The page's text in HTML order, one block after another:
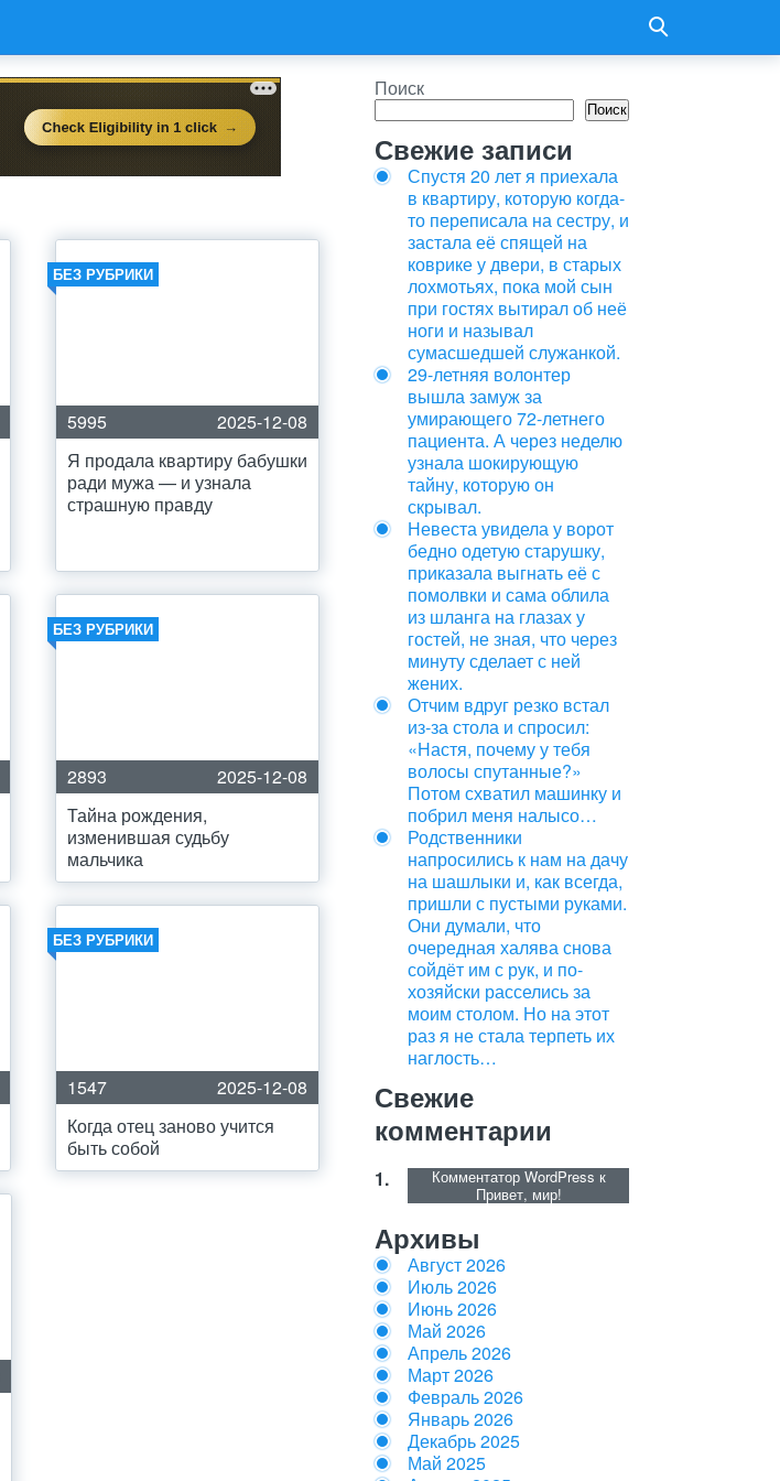
БЕЗ РУБРИКИ
5995
2025-12-08
Я продала квартиру бабушки
ради мужа — и узнала
страшную правду
БЕЗ РУБРИКИ
2893
2025-12-08
Тайна рождения,
изменившая судьбу
мальчика
БЕЗ РУБРИКИ
1547
2025-12-08
Когда отец заново учится
быть собой
Поиск
Поиск
Свежие записи
Спустя 20 лет я приехала
в квартиру, которую когда-
то переписала на сестру, и
застала её спящей на
коврике у двери, в старых
лохмотьях, пока мой сын
при гостях вытирал об неё
ноги и называл
сумасшедшей служанкой.
29-летняя волонтер
вышла замуж за
умирающего 72-летнего
пациента. А через неделю
узнала шокирующую
тайну, которую он
скрывал.
Невеста увидела у ворот
бедно одетую старушку,
приказала выгнать её с
помолвки и сама облила
из шланга на глазах у
гостей, не зная, что через
минуту сделает с ней
жених.
Отчим вдруг резко встал
из‑за стола и спросил:
«Настя, почему у тебя
волосы спутанные?»
Потом схватил машинку и
побрил меня налысо…
Родственники
напросились к нам на дачу
на шашлыки и, как всегда,
пришли с пустыми руками.
Они думали, что
очередная халява снова
сойдёт им с рук, и по-
хозяйски расселись за
моим столом. Но на этот
раз я не стала терпеть их
наглость…
Свежие
комментарии
Комментатор WordPress к
Привет, мир!
Архивы
Август 2026
Июль 2026
Июнь 2026
Май 2026
Апрель 2026
Март 2026
Февраль 2026
Январь 2026
Декабрь 2025
Май 2025